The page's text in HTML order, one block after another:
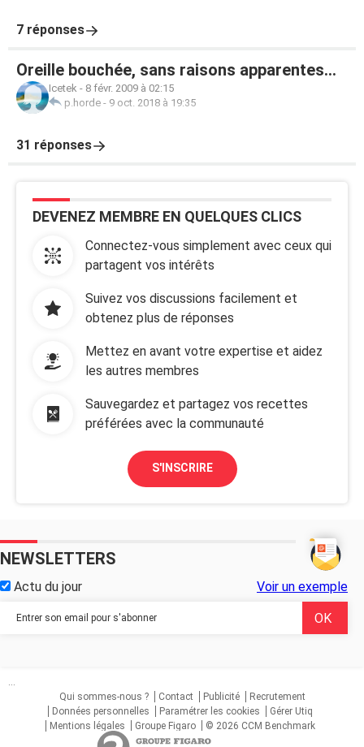
7 réponses
Oreille bouchée, sans raisons apparentes...
Icetek - 8 févr. 2009 à 02:15
p.horde - 9 oct. 2018 à 19:35
31 réponses
DEVENEZ MEMBRE EN QUELQUES CLICS
Connectez-vous simplement avec ceux qui
partagent vos intérêts
Suivez vos discussions facilement et
obtenez plus de réponses
Mettez en avant votre expertise et aidez
les autres membres
Sauvegardez et partagez vos recettes
préférées avec la communauté
S'INSCRIRE
NEWSLETTERS
Actu du jour Voir un exemple
...
Qui sommes-nous ?
Contact Publicité
Recrutement
Données personnelles
Paramétrer les cookies
Gérer Utiq
Mentions légales
Groupe Figaro © 2026 CCM Benchmark